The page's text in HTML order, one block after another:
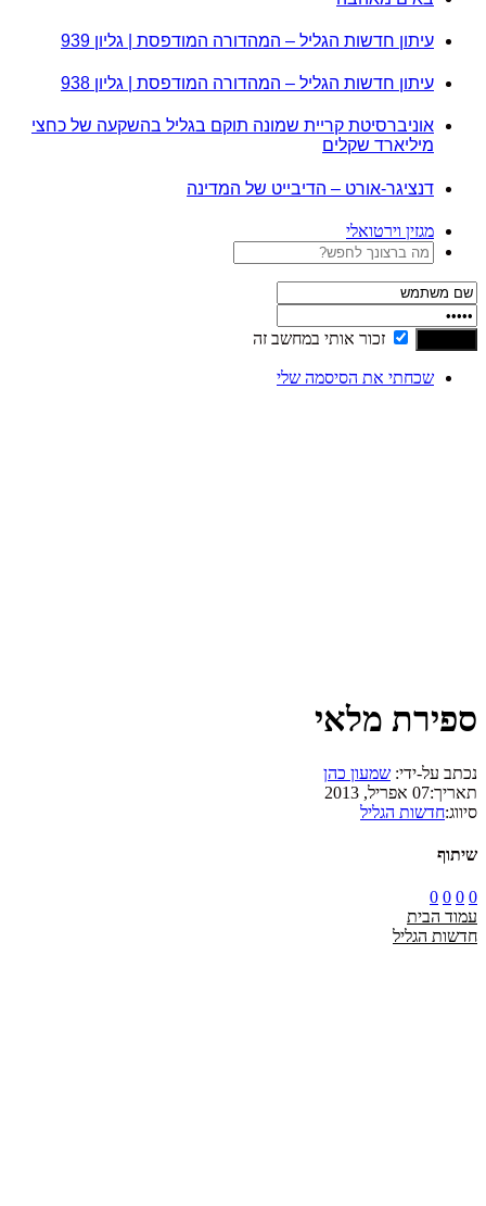
עיתון חדשות הגליל – המהדורה המודפסת | גליון 939
עיתון חדשות הגליל – המהדורה המודפסת | גליון 938
אוניברסיטת קריית שמונה תוקם בגליל בהשקעה של כחצי
מיליארד שקלים
דנציגר-אורט – הדיבייט של המדינה
מגזין וירטואלי
זכור אותי במחשב זה
שכחתי את הסיסמה שלי
ספירת מלאי
נכתב על-ידי: שמעון כהן
תאריך:07 אפריל, 2013
סיווג:חדשות הגליל
שיתוף
0
0
0
0
עמוד הבית
חדשות הגליל